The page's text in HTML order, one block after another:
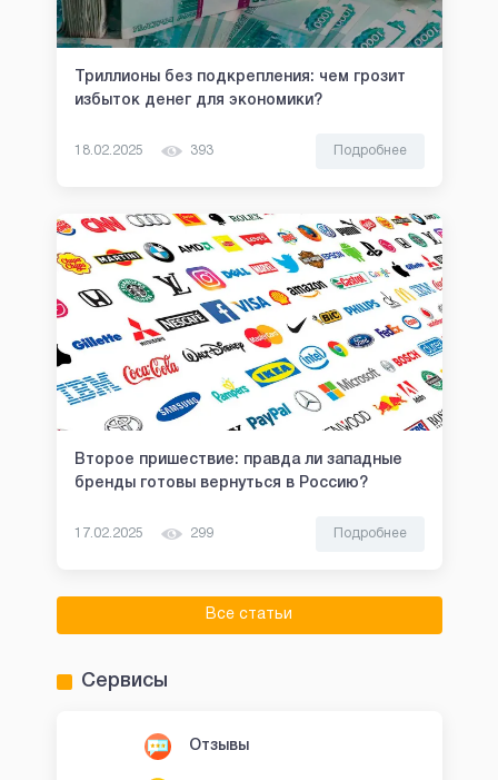
Триллионы без подкрепления: чем грозит
избыток денег для экономики?
18.02.2025 393 Подробнее
Второе пришествие: правда ли западные
бренды готовы вернуться в Россию?
17.02.2025 299 Подробнее
Все статьи
Сервисы
Отзывы